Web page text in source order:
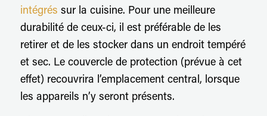
intégrés sur la cuisine. Pour une meilleure
durabilité de ceux-ci, il est préférable de les
retirer et de les stocker dans un endroit tempéré
et sec. Le couvercle de protection (prévue à cet
effet) recouvrira l’emplacement central, lorsque
les appareils n’y seront présents.